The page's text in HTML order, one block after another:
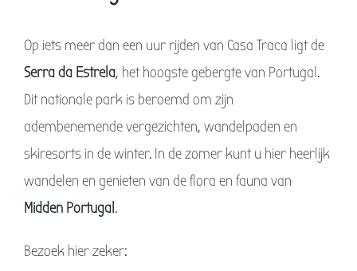
Op iets meer dan een uur rijden van Casa Traca ligt de
Serra da Estrela, het hoogste gebergte van Portugal.
Dit nationale park is beroemd om zijn
adembenemende vergezichten, wandelpaden en
skiresorts in de winter. In de zomer kunt u hier heerlijk
wandelen en genieten van de flora en fauna van
Midden Portugal .
Bezoek hier zeker: